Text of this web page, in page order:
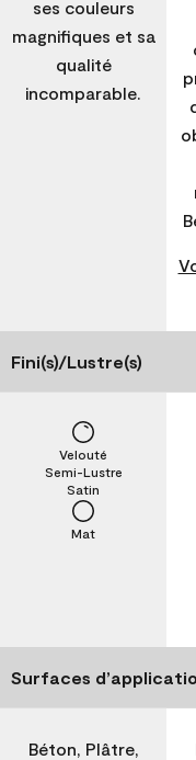
ses couleurs
magnifiques et sa
qualité
incomparable.
Fini(s)/Lustre(s)
Mat
Satin
Semi-Lustre
Velouté
Surfaces
Béton, Plâtre,